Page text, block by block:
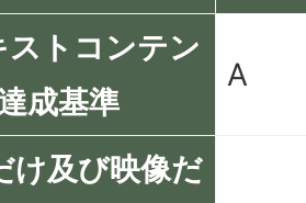
ストコンテン
成基準
A
け及び映像だ